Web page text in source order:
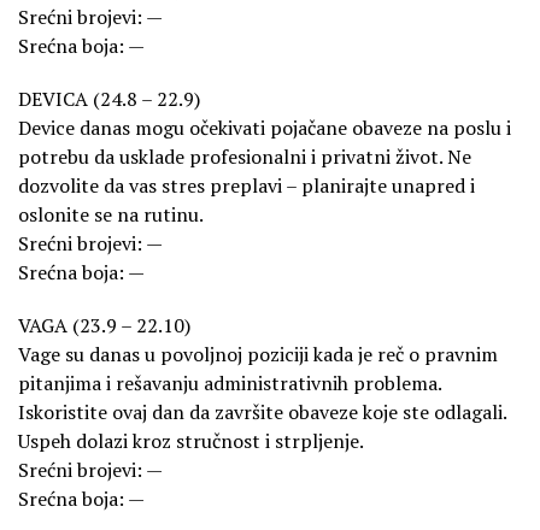
Srećni brojevi: —
Srećna boja: —
DEVICA (24.8 – 22.9)
Device danas mogu očekivati pojačane obaveze na poslu i
potrebu da usklade profesionalni i privatni život. Ne
dozvolite da vas stres preplavi – planirajte unapred i
oslonite se na rutinu.
Srećni brojevi: —
Srećna boja: —
VAGA (23.9 – 22.10)
Vage su danas u povoljnoj poziciji kada je reč o pravnim
pitanjima i rešavanju administrativnih problema.
Iskoristite ovaj dan da završite obaveze koje ste odlagali.
Uspeh dolazi kroz stručnost i strpljenje.
Srećni brojevi: —
Srećna boja: —